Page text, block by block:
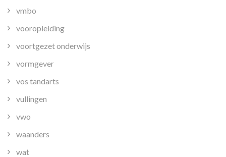
vmbo
vooropleiding
voortgezet onderwijs
vormgever
vos tandarts
vullingen
vwo
waanders
wat